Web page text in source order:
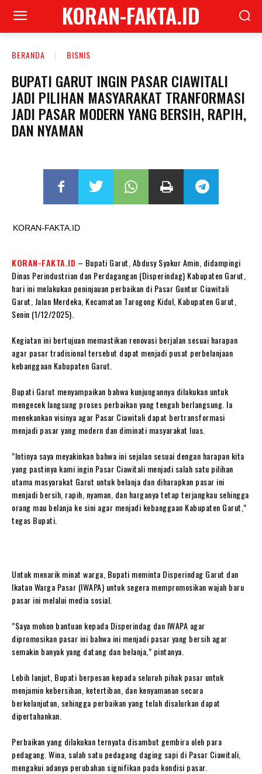
KORAN-FAKTA.ID
BERANDA BISNIS
BUPATI GARUT INGIN PASAR CIAWITALI
JADI PILIHAN MASYARAKAT ‎TRANFORMASI
JADI PASAR MODERN YANG BERSIH, RAPIH,
DAN NYAMAN ‎
KORAN-FAKTA.ID – Bupati Garut, Abdusy Syakur Amin, didampingi
Dinas Perindustrian dan Perdagangan (Disperindag) Kabupaten Garut,
hari ini melakukan peninjauan perbaikan di Pasar Guntur Ciawitali
Garut, Jalan Merdeka, Kecamatan Tarogong Kidul, Kabupaten Garut,
Senin (1/12/2025).
‎Kegiatan ini bertujuan memastikan renovasi berjalan sesuai harapan
agar pasar tradisional tersebut dapat menjadi pusat perbelanjaan
kebanggaan Kabupaten Garut.
‎Bupati Garut menyampaikan bahwa kunjungannya dilakukan untuk
mengecek langsung proses perbaikan yang tengah berlangsung. Ia
menekankan visinya agar Pasar Ciawitali dapat bertransformasi
menjadi pasar yang modern dan diminati masyarakat luas.
‎”Intinya saya meyakinkan bahwa ini sejalan sesuai dengan harapan kita
yang pastinya kami ingin Pasar Ciawitali menjadi salah satu pilihan
utama masyarakat Garut untuk belanja dan diharapkan pasar ini
menjadi bersih, rapih, nyaman, dan harganya tetap terjangkau sehingga
orang mau belanja ke sini agar menjadi kebanggaan Kabupaten Garut,”
tegas Bupati.
‎Untuk menarik minat warga, Bupati meminta Disperindag Garut dan
Ikatan Warga Pasar (IWAPA) untuk segera mempromosikan wajah baru
pasar ini melalui media sosial.
‎”Saya mohon bantuan kepada Disperindag dan IWAPA agar
dipromosikan pasar ini bahwa ini menjadi pasar yang bersih agar
semakin banyak yang datang dan belanja,” pintanya.
‎Lebih lanjut, Bupati berpesan kepada seluruh pihak pasar untuk
menjamin kebersihan, ketertiban, dan kenyamanan secara
berkelanjutan, sehingga perbaikan yang telah disalurkan dapat
dipertahankan.
‎Perbaikan yang dilakukan ternyata disambut gembira oleh para
pedagang. Wina, salah satu pedagang daging sapi di Pasar Ciawitali,
mengakui adanya perubahan signifikan pada kondisi pasar.